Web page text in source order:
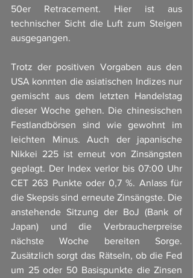
50er Retracement. Hier ist aus
technischer Sicht die Luft zum Steigen
ausgegangen.
Trotz der positiven Vorgaben aus den
USA konnten die asiatischen Indizes nur
gemischt aus dem letzten Handelstag
dieser Woche gehen. Die chinesischen
Festlandbörsen sind wie gewohnt im
leichten Minus. Auch der japanische
Nikkei 225 ist erneut von Zinsängsten
geplagt. Der Index verlor bis 07:00 Uhr
CET 263 Punkte oder 0,7 %. Anlass für
die Skepsis sind erneute Zinsängste. Die
anstehende Sitzung der BoJ (Bank of
Japan) und die Verbraucherpreise
nächste Woche bereiten Sorge.
Zusätzlich sorgt das Rätseln, ob die Fed
um 25 oder 50 Basispunkte die Zinsen